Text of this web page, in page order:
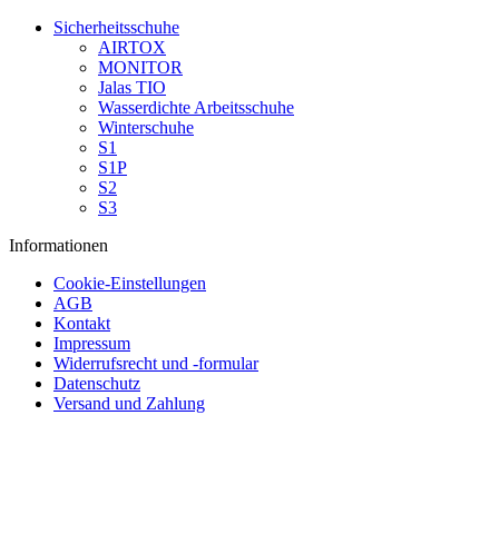
Sicherheitsschuhe
AIRTOX
MONITOR
Jalas TIO
Wasserdichte Arbeitsschuhe
Winterschuhe
S1
S1P
S2
S3
Informationen
Cookie-Einstellungen
AGB
Kontakt
Impressum
Widerrufsrecht und -formular
Datenschutz
Versand und Zahlung